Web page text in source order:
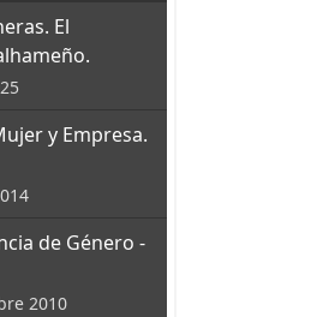
El
y Empresa.
de Género -
2010